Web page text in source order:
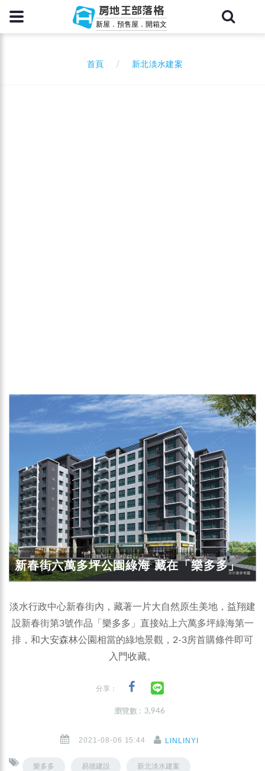
房地王部落格
新屋．預售屋．開箱文
首頁 新北淡水建案
新春街六萬多坪公園綠海 藏在「樂多多」
淡水行政中心新春街內，藏著一片大自然原生美地，益翔建
設新春街第3號作品「樂多多」直接站上六萬多坪綠海第一
排，和大安森林公園相當的綠地景觀，2-3房首購條件即可
入門收藏。
分享：
瀏覽數 : 3,946
2021-08-06 15:44 LINLINYI
樂多多 易德建設 新北淡水建案